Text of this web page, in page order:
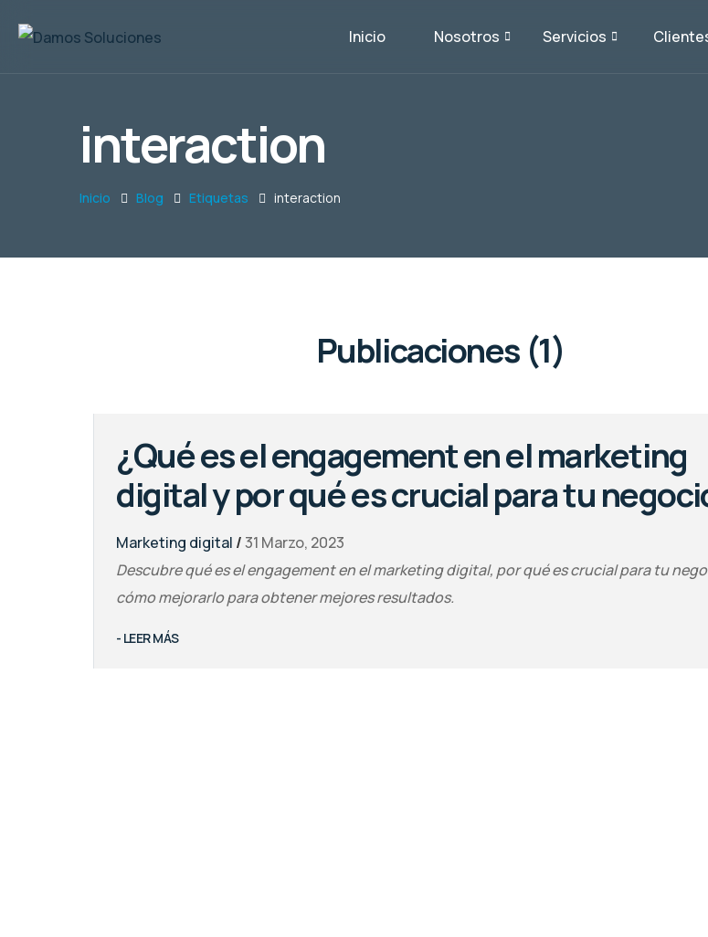
Inicio Nosotros Servicios
interaction
Inicio Blog Etiquetas interaction
Publicaciones (1)
¿Qué es el engagement en el marketing
digital y por qué es crucial para tu
Marketing digital /31 Marzo, 2023
Descubre qué es el engagement en el marketing digital, por qué es crucial para tu
cómo mejorarlo para obtener mejores resultados.
- LEER MÁS